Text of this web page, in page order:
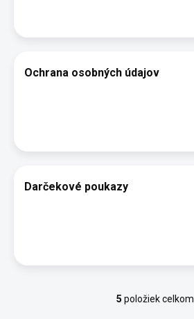
Ochrana osobných údajov
Darčekové poukazy
O
5 položiek celkom